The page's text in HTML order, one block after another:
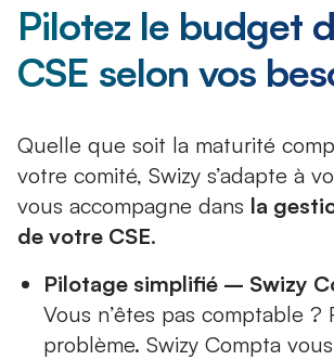
Pilotez le budget
CSE selon vos
Quelle que soit la maturité
votre comité, Swizy s’adapte à
vous accompagne dans la
de votre CSE.
Pilotage simplifié – Swizy
Vous n’êtes pas comptable ?
problème. Swizy Compta